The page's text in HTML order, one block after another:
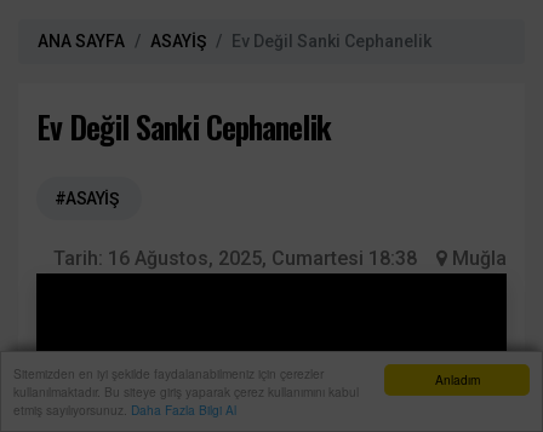
Anladım
Sitemizden en iyi şekilde faydalanabilmeniz için çerezler
kullanılmaktadır. Bu siteye giriş yaparak çerez kullanımını kabul
etmiş sayılıyorsunuz. Daha Fazla Bilgi Al
ANA SAYFA ASAYİŞ Ev Değil Sanki Cephanelik
Ev Değil Sanki Cephanelik
#ASAYİŞ
Tarih: 16 Ağustos, 2025, Cumartesi 18:38 Muğla
Anasayfa Yazarlar Haber Ara